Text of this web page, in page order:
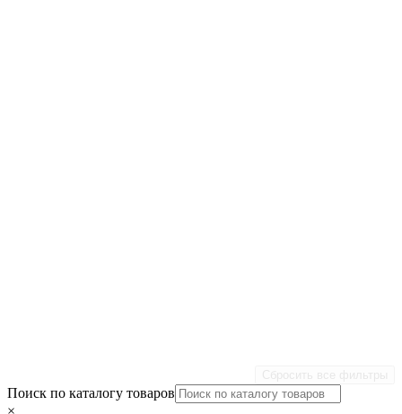
Поиск по каталогу товаров
×